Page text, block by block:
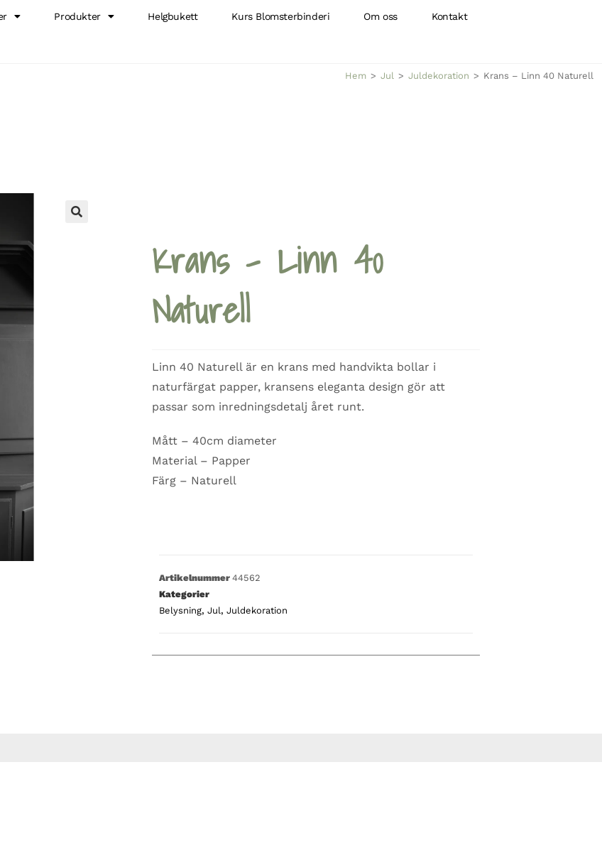
Produkter Helgbukett Kurs Blomsterbinderi Om oss Kontakt
Hem > Jul > Juldekoration > Krans – Linn 40 Naturell
Krans – Linn 40
Naturell
Linn 40 Naturell är en krans med handvikta bollar i
naturfärgat papper, kransens eleganta design gör att
passar som inredningsdetalj året runt.
Mått – 40cm diameter
Material – Papper
Färg – Naturell
Artikelnummer 44562
Kategorier
Belysning, Jul, Juldekoration